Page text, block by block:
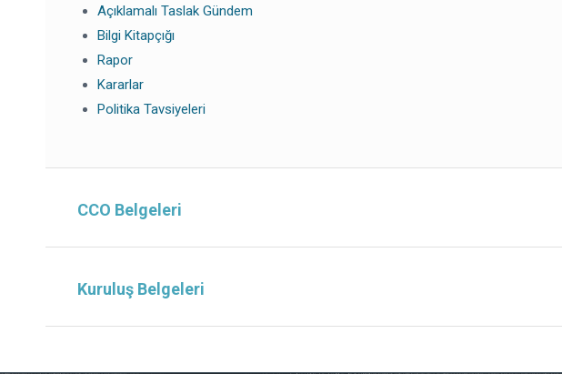
Açıklamalı Taslak Gündem
Bilgi Kitapçığı
Rapor
Kararlar
Politika Tavsiyeleri
CCO Belgeleri
Kuruluş Belgeleri